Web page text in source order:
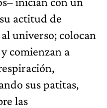
actitud de
universo; colocan
comienzan a
sus patitas,
las